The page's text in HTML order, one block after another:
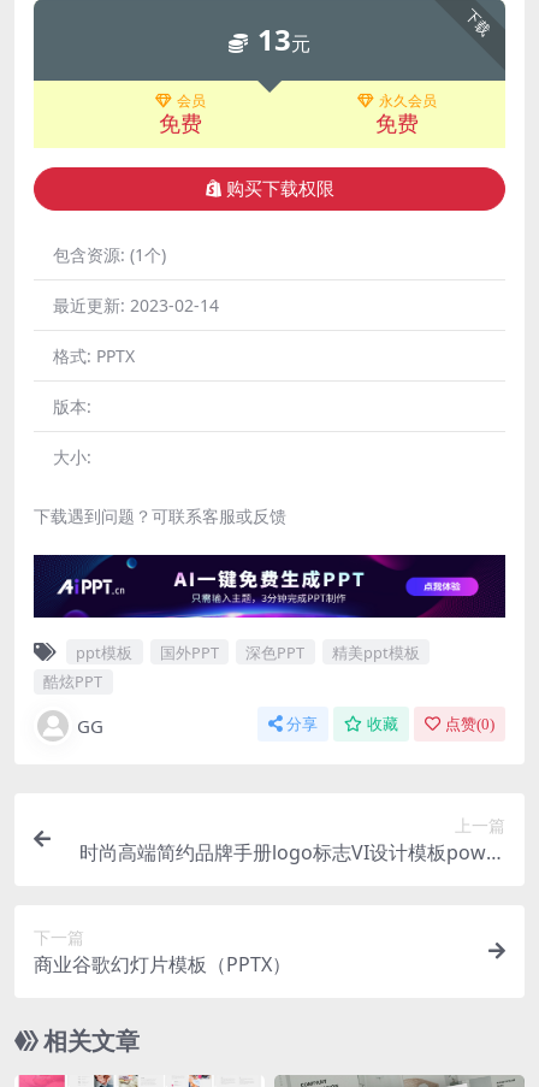
下载
13元
会员
免费
永久会员
免费
购买下载权限
包含资源: (1个)
最近更新: 2023-02-14
格式: PPTX
版本:
大小:
下载遇到问题？可联系客服或反馈
ppt模板 国外PPT 深色PPT
精美ppt模板
酷炫PPT
GG 分享 收藏 点赞(0)
上一篇
时尚高端简约品牌手册logo标志VI设计模板power
下一篇
商业谷歌幻灯片模板（PPTX）
相关文章